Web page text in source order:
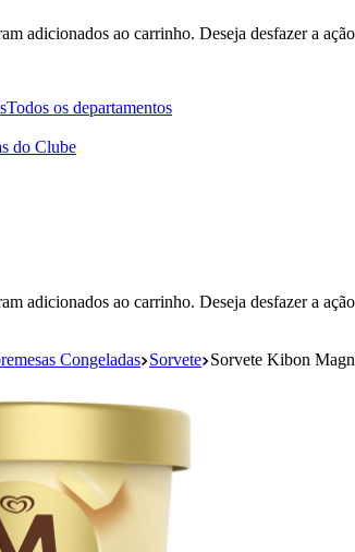
adicionados ao carrinho. Deseja desfazer a
Todos os departamentos
do Clube
adicionados ao carrinho. Deseja desfazer a
Congeladas Sorvete Sorvete Kibon